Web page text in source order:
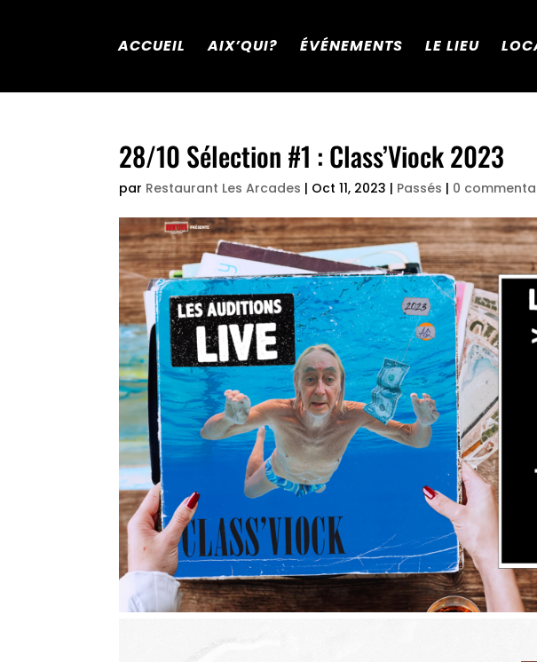
ACCUEIL AIX’QUI? ÉVÉNEMENTS LE LIEU
28/10 Sélection #1 : Class’Viock 2023
par Restaurant Les Arcades | Oct 11, 2023 | Passés | 0